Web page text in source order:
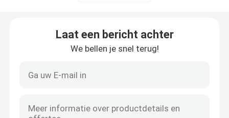
Laat een bericht achter
We bellen je snel terug!